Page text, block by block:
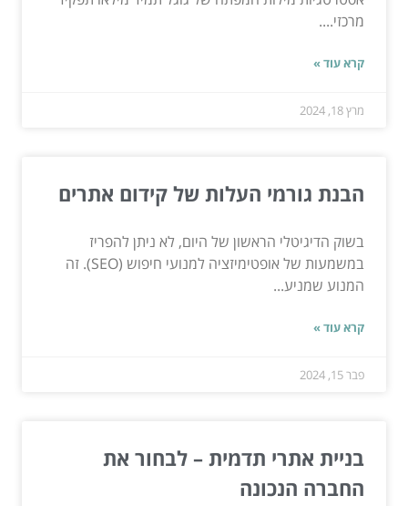
מרכזי....
קרא עוד »
מרץ 18, 2024
הבנת גורמי העלות של קידום אתרים
בשוק הדיגיטלי הראשון של היום, לא ניתן להפריז
במשמעות של אופטימיזציה למנועי חיפוש (SEO). זה
המנוע שמניע...
קרא עוד »
פבר 15, 2024
בניית אתרי תדמית – לבחור את
החברה הנכונה